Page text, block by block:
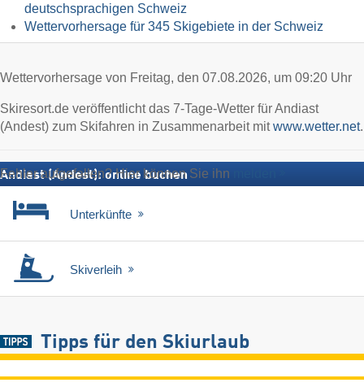
deutschsprachigen Schweiz
Wettervorhersage für 345 Skigebiete in der Schweiz
Wettervorhersage von Freitag, den 07.08.2026, um 09:20 Uhr
Skiresort.de veröffentlicht das 7-Tage-Wetter für Andiast
(Andest) zum Skifahren in Zusammenarbeit mitwww.wetter.net.
Fehler aufgefallen? Hier können Sie ihn
Andiast (Andest): online buchen
Unterkünfte
Skiverleih
Tipps für den Skiurlaub